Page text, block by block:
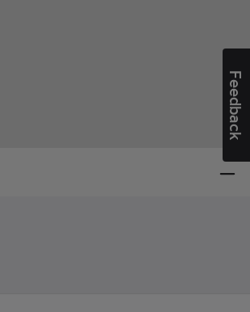
Feedback